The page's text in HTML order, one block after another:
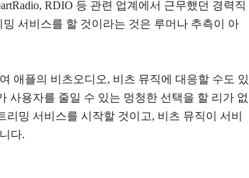
RDIO 등 관련 업계에서 근무했던 경력직
서비스를 할 것이라는 것은 루머나 추측이 아
애플의 비츠오디오, 비츠 뮤직에 대응할 수도 있
사용자를 줄일 수 있는 멍청한 선택을 할 리가 없
리밍 서비스를 시작할 것이고, 비츠 뮤직이 서비
다.